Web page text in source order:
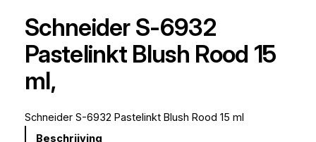
Schneider S-6932
Pastelinkt Blush Rood 15
ml,
Schneider S-6932 Pastelinkt Blush Rood 15 ml
Beschrijving